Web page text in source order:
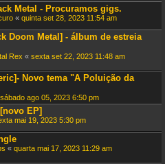
Metal - Procuramos gigs.
« quinta set 28, 2023 11:54 am
Doom Metal] - álbum de estreia
Rex « sexta set 22, 2023 11:48 am
Novo tema "A Poluição da
sábado ago 05, 2023 6:50 pm
EP]
mai 19, 2023 5:30 pm
« quarta mai 17, 2023 11:29 am